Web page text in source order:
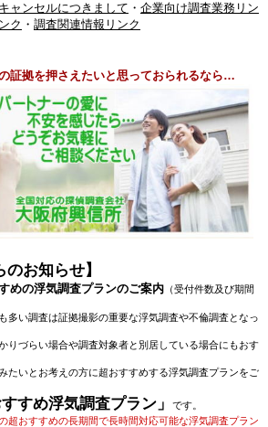
ャンセルにつきまして ・ 企業向け調査業務リン
ク ・ 調査関連情報リンク
証拠を押さえたいと思っておられるなら…
のお知らせ】
めの浮気調査プランのご案内（受付件数及び期間
多い調査は証拠撮影の重要な浮気調査や不倫調査となっ
りづらい場合や調査対象者と別居している場合にもおす
たいとお考えの方に超おすすめする浮気調査プランをご
すすめ浮気調査プラン」
です。
超おすすめの長期間で長時間対応可能な浮気調査プラン